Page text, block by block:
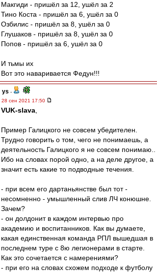
Макгиди - пришёл за 12, ушёл за 2
Тино Коста - пришёл за 6, ушёл за 0
Озбилис - пришёл за 8, ушёл за 0
Глушаков - пришёл за 8, ушёл за 0
Попов - пришёл за 6, ушёл за 0
И тьмы их
Вот это наваривается Федун!!!
ys -
28 сен 2021 17:50
VUK-slava
Пример Галицкого не совсем убедителен.
Трудно говорить о том, чего не понимаешь, а
деятельность Галицкого я не совсем понимаю..
Ибо на словах порой одно, а на деле другое, а
значит есть какие то подводные течения.
- при всем его дартаньянстве был тот -
несомненно - умышленный слив ЛЧ конюшне.
Зачем?
- он долдонит в каждом интервью про
академию и воспитанников. Как вы думаете,
какая единственная команда РПЛ вышедшая в
последнем туре с 8ю легионерами в старте.
Как это сочетается с намерениями?
- при его на словах схожем подходе к футболу